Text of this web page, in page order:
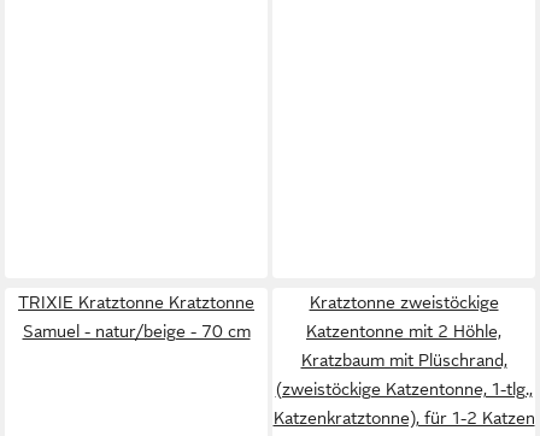
TRIXIE Kratztonne Kratztonne
Samuel - natur/beige - 70 cm
Kratztonne zweistöckige
Katzentonne mit 2 Höhle,
Kratzbaum mit Plüschrand,
(zweistöckige Katzentonne, 1-tlg.,
Katzenkratztonne), für 1-2 Katzen